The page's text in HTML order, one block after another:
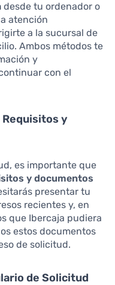
desde tu ordenador o
atención
a la sucursal de
Ambos métodos te
y
con el
Requisitos y
es importante que
y documentos
presentar tu
recientes y, en
que Ibercaja pudiera
estos documentos
de solicitud.
de Solicitud